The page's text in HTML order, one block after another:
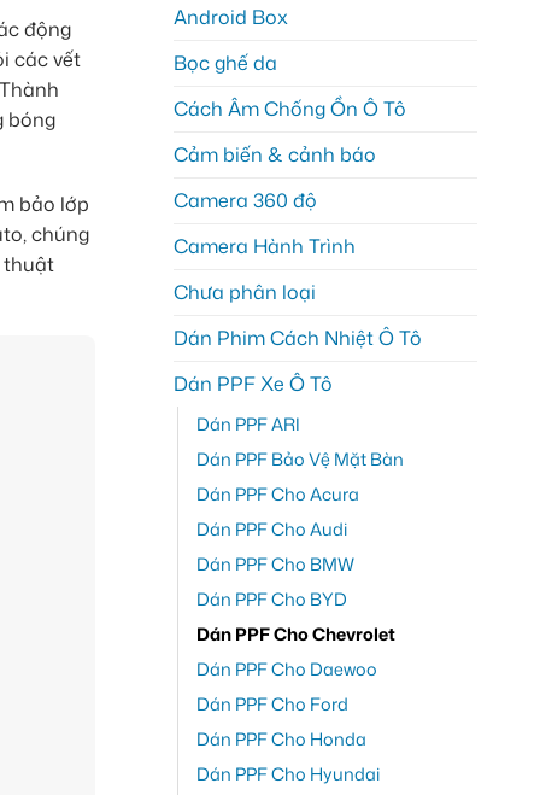
động
các vết
bóng
bảo lớp
chúng
thuật
Android Box
Bọc ghế da
Cách Âm Chống Ồn Ô Tô
Cảm biến & cảnh báo
Camera 360 độ
Camera Hành Trình
Chưa phân loại
Dán Phim Cách Nhiệt Ô Tô
Dán PPF Xe Ô Tô
Dán PPF ARI
Dán PPF Bảo Vệ Mặt Bàn
Dán PPF Cho Acura
Dán PPF Cho Audi
Dán PPF Cho BMW
Dán PPF Cho BYD
Dán PPF Cho Chevrolet
Dán PPF Cho Daewoo
Dán PPF Cho Ford
Dán PPF Cho Honda
Dán PPF Cho Hyundai